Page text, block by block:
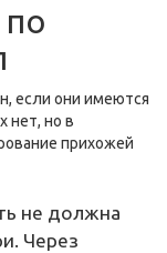
если они имеются
нет, но в
прихожей
не должна
Через